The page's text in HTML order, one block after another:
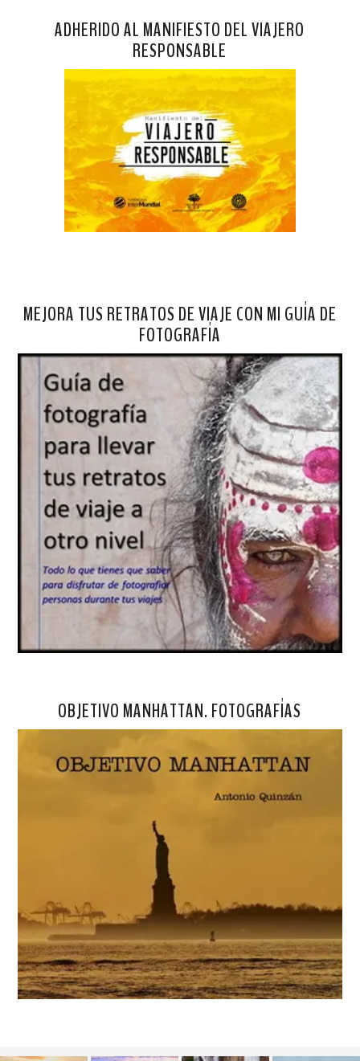
ADHERIDO AL MANIFIESTO DEL VIAJERO
RESPONSABLE
MEJORA TUS RETRATOS DE VIAJE CON MI GUÍA DE
FOTOGRAFÍA
OBJETIVO MANHATTAN. FOTOGRAFÍAS